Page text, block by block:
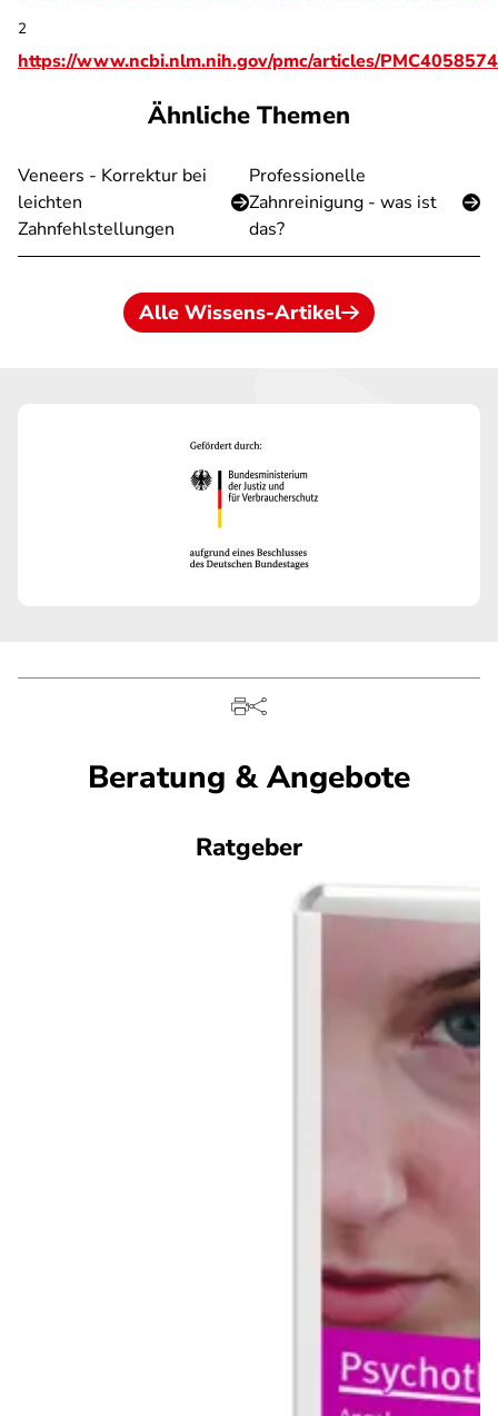
2
https://www.ncbi.nlm.nih.gov/pmc/articles/
Ähnliche Themen
Veneers - Korrektur bei
leichten
Zahnfehlstellungen
Professionelle
Zahnreinigung - was ist
das?
Alle Wissens-Artikel
Beratung & Angebote
Ratgeber